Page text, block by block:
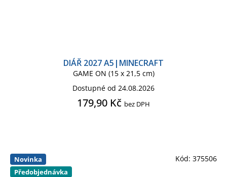
DIÁŘ 2027 A5|MINECRAFT
GAME ON (15 x 21,5 cm)
Dostupné od 24.08.2026
179,90 Kč bez DPH
Novinka
Předobjednávka
Kód: 375506